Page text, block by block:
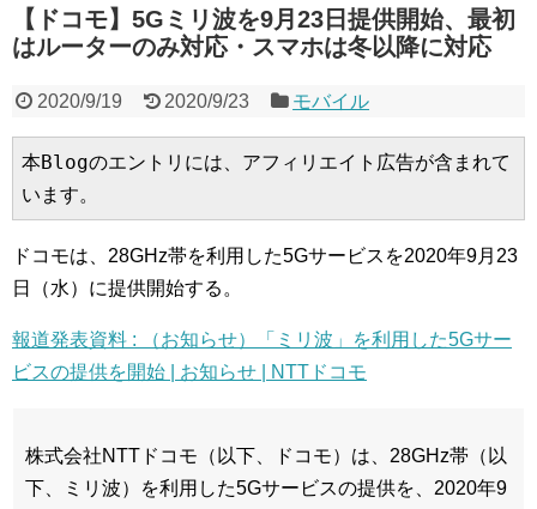
【ドコモ】5Gミリ波を9月23日提供開始、最初
はルーターのみ対応・スマホは冬以降に対応
2020/9/19 2020/9/23 モバイル
本Blogのエントリには、アフィリエイト広告が含まれて
います。
ドコモは、28GHz帯を利用した5Gサービスを2020年9月23
日（水）に提供開始する。
報道発表資料 : （お知らせ）「ミリ波」を利用した5Gサー
ビスの提供を開始 | お知らせ | NTTドコモ
株式会社NTTドコモ（以下、ドコモ）は、28GHz帯（以
下、ミリ波）を利用した5Gサービスの提供を、2020年9